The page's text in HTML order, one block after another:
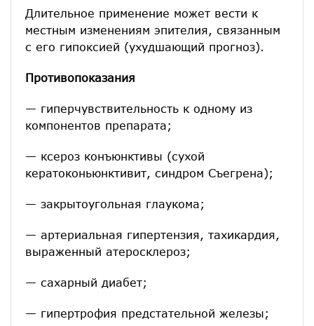
Длительное применение может вести к
местным изменениям эпителия, связанным
с его гипоксией (ухудшающий прогноз).
Противопоказания
— гиперчувствительность к одному из
компонентов препарата;
— ксероз конъюнктивы (сухой
кератоконьюнктивит, синдром Съегрена);
— закрытоугольная глаукома;
— артериальная гипертензия, тахикардия,
выраженный атеросклероз;
— сахарный диабет;
— гипертрофия предстательной железы;